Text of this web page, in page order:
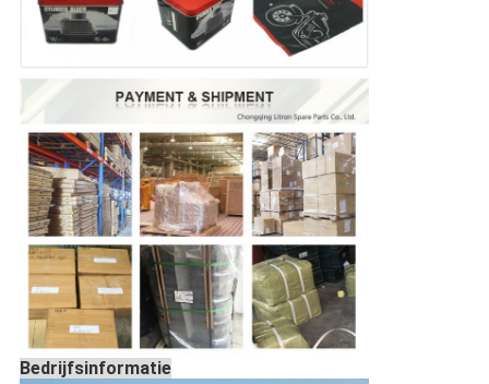
Bedrijfsinformatie